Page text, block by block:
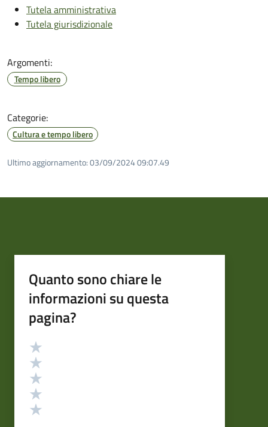
Tutela amministrativa
Tutela giurisdizionale
Argomenti:
Tempo libero
Categorie:
Cultura e tempo libero
Ultimo aggiornamento:03/09/2024 09:07.49
Quanto sono chiare le
informazioni su questa
pagina?
Valutazione